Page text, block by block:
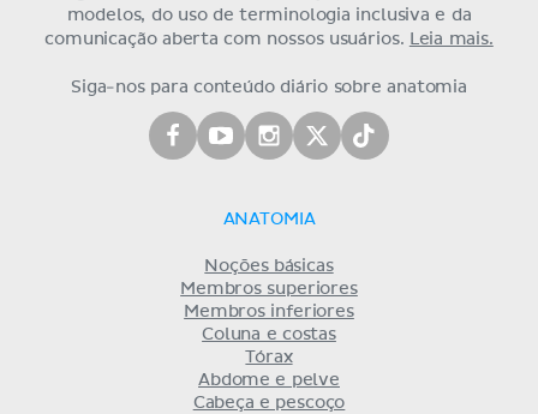
modelos, do uso de terminologia inclusiva e da
comunicação aberta com nossos usuários.
Leia mais.
Siga-nos para conteúdo diário sobre anatomia
ANATOMIA
Noções básicas
Membros superiores
Membros inferiores
Coluna e costas
Tórax
Abdome e pelve
Cabeça e pescoço